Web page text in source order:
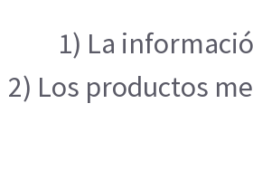
1) La
2) Los productos